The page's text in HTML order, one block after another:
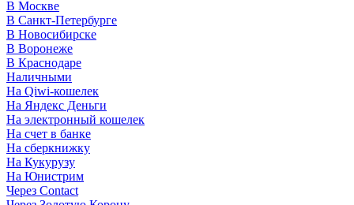
В Москве
В Санкт-Петербурге
В Новосибирске
В Воронеже
В Краснодаре
Наличными
На Qiwi-кошелек
На Яндекс Деньги
На электронный кошелек
На счет в банке
На сберкнижку
На Кукурузу
На Юнистрим
Через Contact